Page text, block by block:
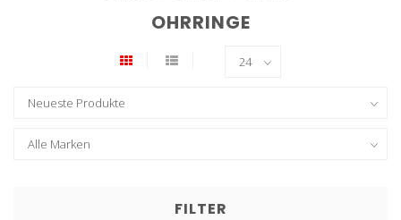
OHRRINGE
FILTER